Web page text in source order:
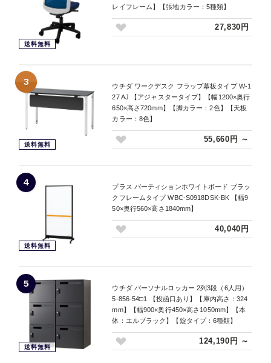
送料無料
レイフレーム】【張地カラー：5種類】
27,830円
3
送料無料
ウチダ ワークデスク フラップ幕板タイプ W-1
27 AJ 【アジャスタータイプ】【幅1200×奥行
650×高さ720mm】【脚カラー：2色】【天板
カラー：8色】
55,660円 ～
4
送料無料
プラス パーティションホワイトボード ブラッ
クフレームタイプ WBC-S0918DSK-BK 【幅9
50×奥行560×高さ1840mm】
40,040円
5
送料無料
ウチダ パーソナルロッカー 2列3段（6人用）
5-856-54□1 【投函口あり】【庫内高さ：324
mm】【幅900×奥行450×高さ1050mm】【本
体：エルブラック】【錠タイプ：6種類】
124,190円 ～